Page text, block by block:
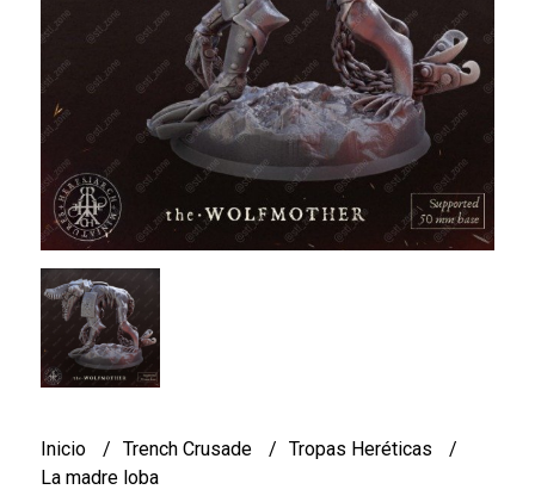
Inicio Trench Crusade
Tropas Heréticas
La madre loba